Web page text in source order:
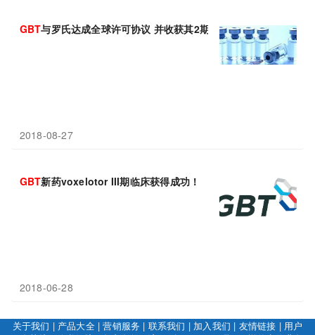
GBT与罗氏达成全球许可协议 并收获其2期产品
2018-08-27
GBT新药voxelotor III期临床获得成功！
2018-06-28
关于我们 | 产品大全|营销服务 | 联系我们 | 加入我们 | 友情链接 | 用户